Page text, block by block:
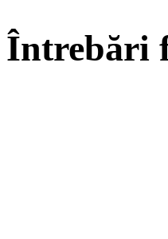
Întrebări